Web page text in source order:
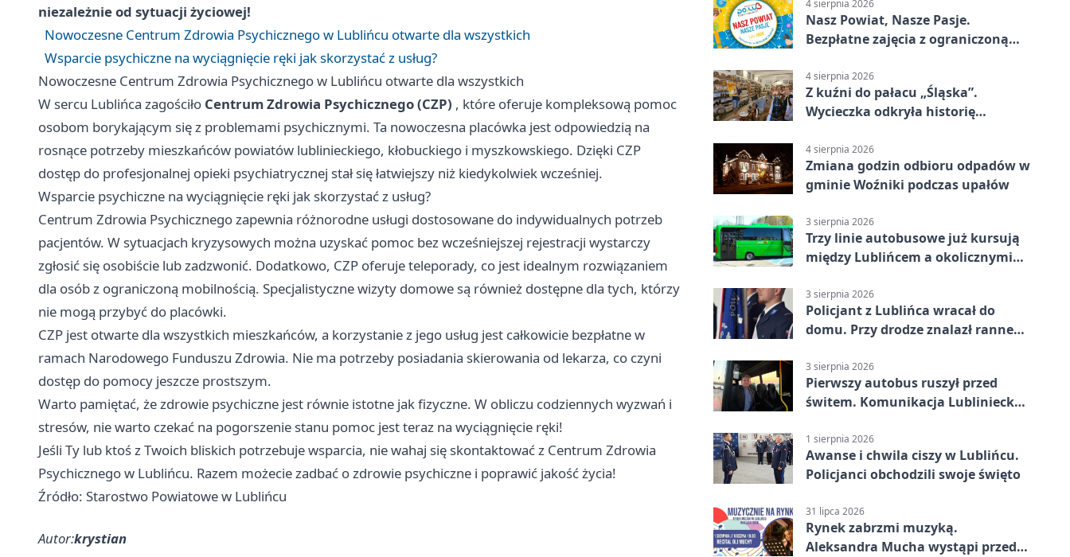
niezależnie od sytuacji życiowej!
Nowoczesne Centrum Zdrowia Psychicznego w Lublińcu otwarte dla wszystkich
Wsparcie psychiczne na wyciągnięcie ręki jak skorzystać z usług?
Nowoczesne Centrum Zdrowia Psychicznego w Lublińcu otwarte dla wszystkich
W sercu Lublińca zagościło Centrum Zdrowia Psychicznego (CZP) , które oferuje kompleksową pomoc
osobom borykającym się z problemami psychicznymi. Ta nowoczesna placówka jest odpowiedzią na
rosnące potrzeby mieszkańców powiatów lublinieckiego, kłobuckiego i myszkowskiego. Dzięki CZP
dostęp do profesjonalnej opieki psychiatrycznej stał się łatwiejszy niż kiedykolwiek wcześniej.
Wsparcie psychiczne na wyciągnięcie ręki jak skorzystać z usług?
Centrum Zdrowia Psychicznego zapewnia różnorodne usługi dostosowane do indywidualnych potrzeb
pacjentów. W sytuacjach kryzysowych można uzyskać pomoc bez wcześniejszej rejestracji wystarczy
zgłosić się osobiście lub zadzwonić. Dodatkowo, CZP oferuje teleporady, co jest idealnym rozwiązaniem
dla osób z ograniczoną mobilnością. Specjalistyczne wizyty domowe są również dostępne dla tych, którzy
nie mogą przybyć do placówki.
CZP jest otwarte dla wszystkich mieszkańców, a korzystanie z jego usług jest całkowicie bezpłatne w
ramach Narodowego Funduszu Zdrowia. Nie ma potrzeby posiadania skierowania od lekarza, co czyni
dostęp do pomocy jeszcze prostszym.
Warto pamiętać, że zdrowie psychiczne jest równie istotne jak fizyczne. W obliczu codziennych wyzwań i
stresów, nie warto czekać na pogorszenie stanu pomoc jest teraz na wyciągnięcie ręki!
Jeśli Ty lub ktoś z Twoich bliskich potrzebuje wsparcia, nie wahaj się skontaktować z Centrum Zdrowia
Psychicznego w Lublińcu. Razem możecie zadbać o zdrowie psychiczne i poprawić jakość życia!
Źródło: Starostwo Powiatowe w Lublińcu
Autor:krystian
4 sierpnia 2026
Nasz Powiat, Nasze Pasje.
Bezpłatne zajęcia z ograniczoną
4 sierpnia 2026
Z kuźni do pałacu „Śląska”.
Wycieczka odkryła historię
4 sierpnia 2026
Zmiana godzin odbioru odpadów w
gminie Woźniki podczas upałów
3 sierpnia 2026
Trzy linie autobusowe już kursują
między Lublińcem a okolicznymi
3 sierpnia 2026
Policjant z Lublińca wracał do
domu. Przy drodze znalazł rannego
3 sierpnia 2026
Pierwszy autobus ruszył przed
świtem. Komunikacja Lubliniecka
1 sierpnia 2026
Awanse i chwila ciszy w Lublińcu.
Policjanci obchodzili swoje święto
31 lipca 2026
Rynek zabrzmi muzyką.
Aleksandra Mucha wystąpi przed